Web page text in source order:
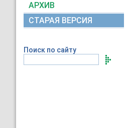
АРХИВ
СТАРАЯ ВЕРСИЯ
Поиск по сайту